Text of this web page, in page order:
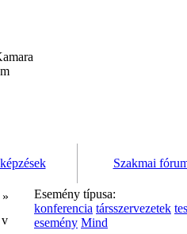
Szakmai
»
v
Esemény típusa:
konferencia társszervezetek
esemény Mind